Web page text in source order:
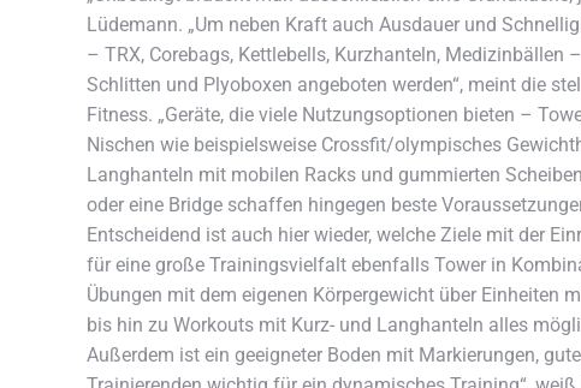
Lüdemann. „Um neben Kraft auch Ausdauer und
– TRX, Corebags, Kettlebells, Kurzhanteln, Medizinbällen
Schlitten und Plyoboxen angeboten werden“, meint die
Fitness. „Geräte, die viele Nutzungsoptionen bieten –
Nischen wie beispielsweise Crossfit/olympisches
Langhanteln mit mobilen Racks und gummierten
oder eine Bridge schaffen hingegen beste
Entscheidend ist auch hier wieder, welche Ziele mit der
für eine große Trainingsvielfalt ebenfalls Tower in
Übungen mit dem eigenen Körpergewicht über Einheiten
bis hin zu Workouts mit Kurz- und Langhanteln alles
Außerdem ist ein geeigneter Boden mit Markierungen,